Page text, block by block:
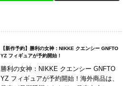
【新作予約】勝利の女神：NIKKE クエンシー GNFTO
YZ フィギュアが予約開始！
勝利の女神：NIKKE クエンシー GNFTO
YZ フィギュアが予約開始！海外商品は、